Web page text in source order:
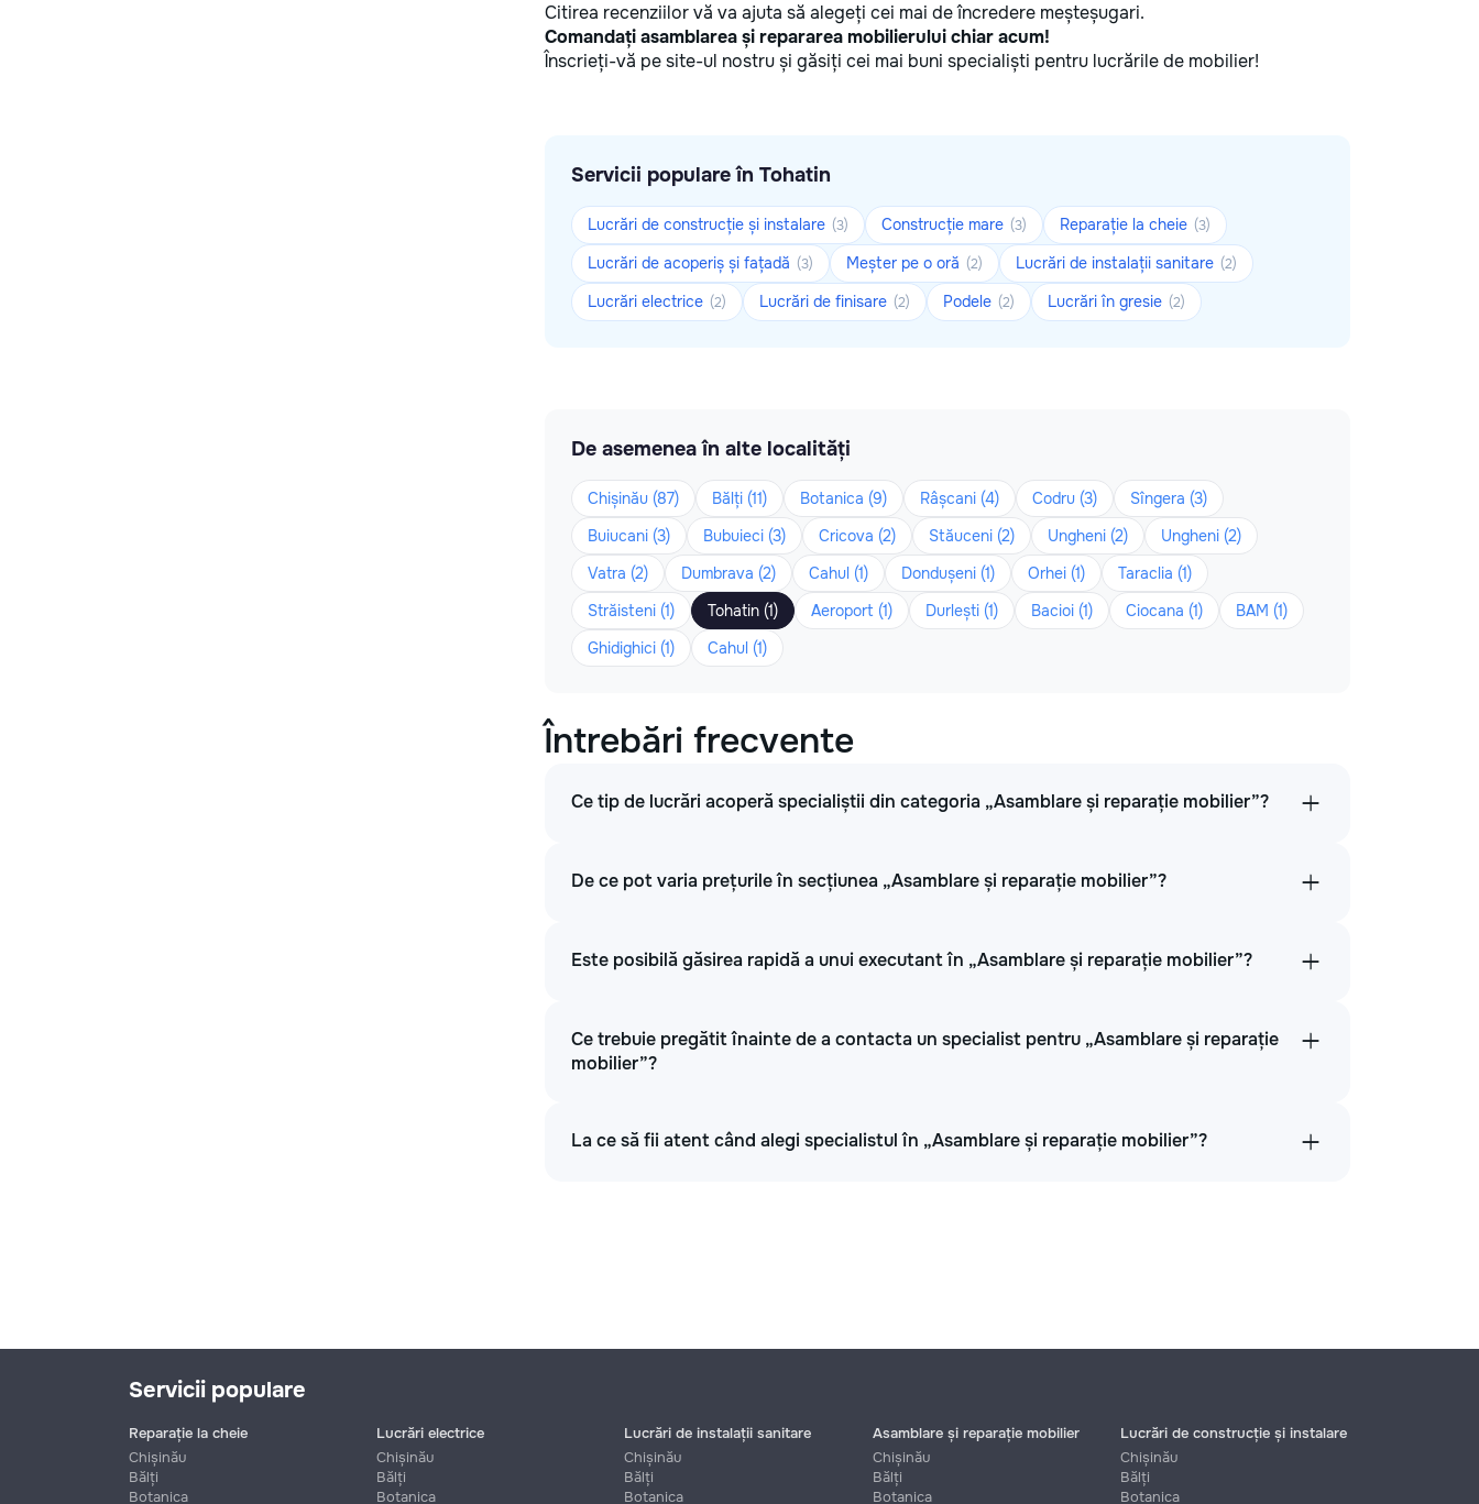
Citirea recenziilor vă va ajuta să alegeți cei mai de încredere meșteșugari.
Comandați asamblarea și repararea mobilierului chiar acum!
Înscrieți-vă pe site-ul nostru și găsiți cei mai buni specialiști pentru lucrările de mobilier!
Servicii populare în Tohatin
Lucrări de construcție și instalare (3) Construcție mare (3) Reparație la cheie (3)
Lucrări de acoperiș și fațadă (3) Meșter pe o oră (2) Lucrări de instalații sanitare (2)
Lucrări electrice (2) Lucrări de finisare (2) Podele (2) Lucrări în gresie (2)
De asemenea în alte localități
Chișinău (87) Bălți (11) Botanica (9) Râșcani (4) Codru (3)
Sîngera (3)
Buiucani (3)
Bubuieci (3) Cricova (2) Stăuceni (2) Ungheni (2)
Ungheni (2)
Vatra (2)
Dumbrava (2) Cahul (1) Dondușeni (1) Orhei (1)
Taraclia (1)
Străisteni (1)
Tohatin (1) Aeroport (1) Durlești (1) Bacioi (1) Ciocana (1)
BAM (1)
Ghidighici (1)
Cahul (1)
Întrebări frecvente
Ce tip de lucrări acoperă specialiștii din categoria „Asamblare și reparație mobilier”?
De ce pot varia prețurile în secțiunea „Asamblare și reparație mobilier”?
Este posibilă găsirea rapidă a unui executant în „Asamblare și reparație mobilier”?
Ce trebuie pregătit înainte de a contacta un specialist pentru „Asamblare și reparație
mobilier”?
La ce să fii atent când alegi specialistul în „Asamblare și reparație mobilier”?
Servicii populare
Reparație la cheie
Chișinău
Bălți
Botanica
Lucrări electrice
Chișinău
Bălți
Botanica
Lucrări de instalații sanitare
Chișinău
Bălți
Botanica
Asamblare și reparație mobilier
Chișinău
Bălți
Botanica
Lucrări de construcție și instalare
Chișinău
Bălți
Botanica